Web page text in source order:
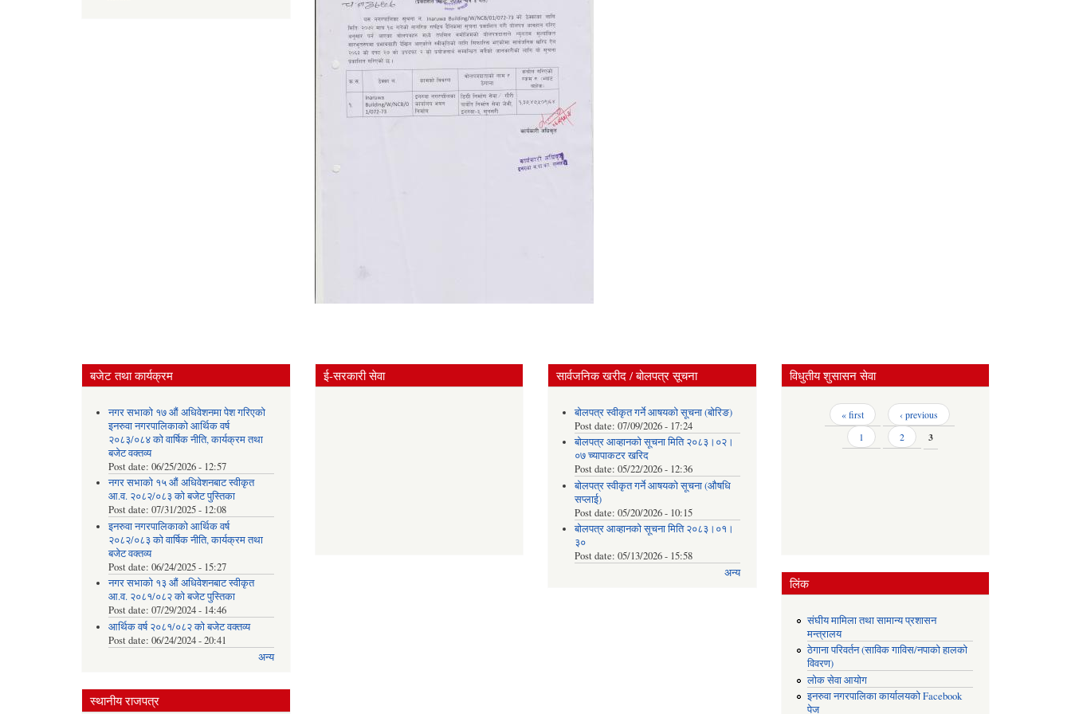
बजेट तथा कार्यक्रम
नगर सभाको १७ औं अधिवेशनमा पेश गरिएको
इनरुवा नगरपालिकाको आर्थिक वर्ष
२०८३/०८४ को वार्षिक नीति, कार्यक्रम तथा
बजेट वक्तव्य
Post date: 06/25/2026 - 12:57
नगर सभाको १५ औं अधिवेशनबाट स्वीकृत
आ.व. २०८२/०८३ को बजेट पुस्तिका
Post date: 07/31/2025 - 12:08
इनरुवा नगरपालिकाको आर्थिक वर्ष
२०८२/०८३ को वार्षिक नीति, कार्यक्रम तथा
बजेट वक्तव्य
Post date: 06/24/2025 - 15:27
नगर सभाको १३ औं अधिवेशनबाट स्वीकृत
आ.व. २०८१/०८२ को बजेट पुस्तिका
Post date: 07/29/2024 - 14:46
आर्थिक वर्ष २०८१/०८२ को बजेट वक्तव्य
Post date: 06/24/2024 - 20:41
अन्य
स्थानीय राजपत्र
ई-सरकारी सेवा सार्वजनिक खरीद / बोलपत्र सूचना
बोलपत्र स्वीकृत गर्ने आषयको सूचना (बोरिङ)
Post date: 07/09/2026 - 17:24
बोलपत्र आव्हानको सूचना मिति २०८३।०२।
०७ च्यापाकटर खरिद
Post date: 05/22/2026 - 12:36
बोलपत्र स्वीकृत गर्ने आषयको सूचना (औषधि
सप्लाई)
Post date: 05/20/2026 - 10:15
बोलपत्र आव्हानको सूचना मिति २०८३।०१।
३०
Post date: 05/13/2026 - 15:58
अन्य
विधुतीय शुसासन सेवा
Pages « first
‹ previous
1
2 3
लिंक
संघीय मामिला तथा सामान्य प्रशासन
मन्त्रालय
ठेगाना परिवर्तन (साविक गाविस/नपाको हालको
विवरण)
लोक सेवा आयोग
इनरुवा नगरपालिका कार्यालयको Facebook
पेज